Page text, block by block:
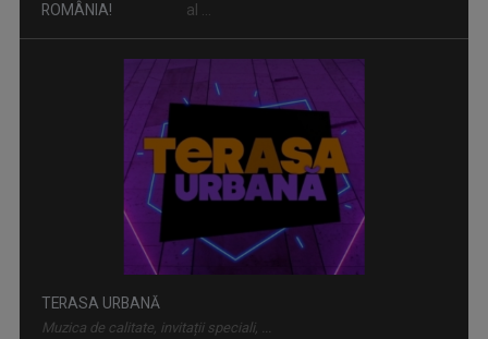
Muzica de calitate, invitații speciali, ...
A DOUA EMIGRARE
Povești spectaculoase ale românilor care s-au ...